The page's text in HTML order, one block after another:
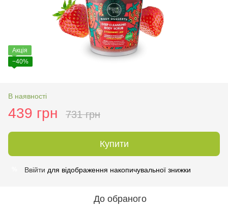
Акція
−40%
В наявності
439 грн 731 грн
Купити
Ввійти для відображення накопичувальної знижки
До обраного